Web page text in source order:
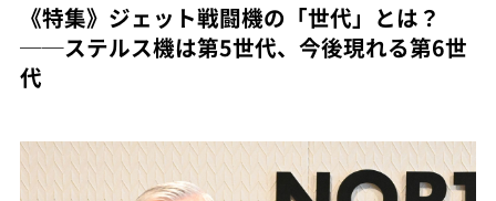
《特集》ジェット戦闘機の「世代」とは？
──ステルス機は第5世代、今後現れる第6世
代